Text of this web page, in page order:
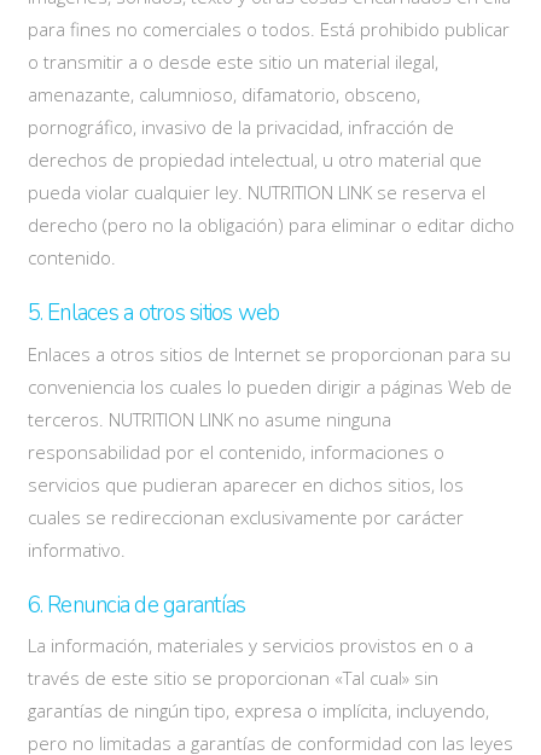
para fines no comerciales o todos. Está prohibido publicar
o transmitir a o desde este sitio un material ilegal,
amenazante, calumnioso, difamatorio, obsceno,
pornográfico, invasivo de la privacidad, infracción de
derechos de propiedad intelectual, u otro material que
pueda violar cualquier ley. NUTRITION LINK se reserva el
derecho (pero no la obligación) para eliminar o editar dicho
contenido.
5. Enlaces a otros sitios web
Enlaces a otros sitios de Internet se proporcionan para su
conveniencia los cuales lo pueden dirigir a páginas Web de
terceros. NUTRITION LINK no asume ninguna
responsabilidad por el contenido, informaciones o
servicios que pudieran aparecer en dichos sitios, los
cuales se redireccionan exclusivamente por carácter
informativo.
6. Renuncia de garantías
La información, materiales y servicios provistos en o a
través de este sitio se proporcionan «Tal cual» sin
garantías de ningún tipo, expresa o implícita, incluyendo,
pero no limitadas a garantías de conformidad con las leyes